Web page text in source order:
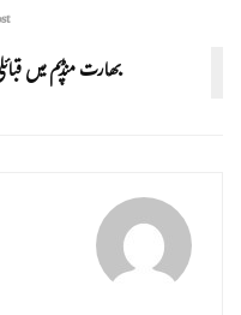
بھارت منڈپم میں